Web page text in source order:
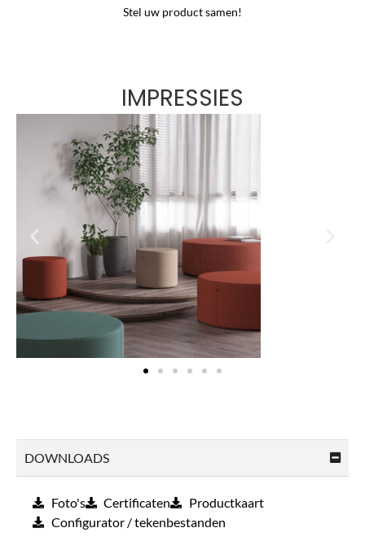
Stel uw product samen!
IMPRESSIES
DOWNLOADS
Foto's Certificaten
Productkaart
Configurator / tekenbestanden